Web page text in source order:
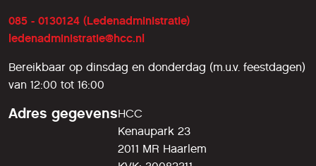
085 - 0130124 (Ledenadministratie)
ledenadministratie@hcc.nl
Bereikbaar op dinsdag en donderdag (m.u.v. feestdagen)
van 12:00 tot 16:00
Adres gegevensHCC
Kenaupark 23
2011 MR Haarlem